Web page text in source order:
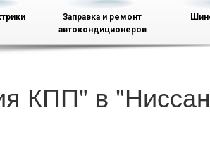
Заправка и ремонт
автокондиционеров
КПП" в "Ниссан